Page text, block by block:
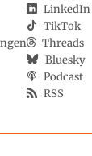
LinkedIn
TikTok
Threads
Bluesky
Podcast
RSS